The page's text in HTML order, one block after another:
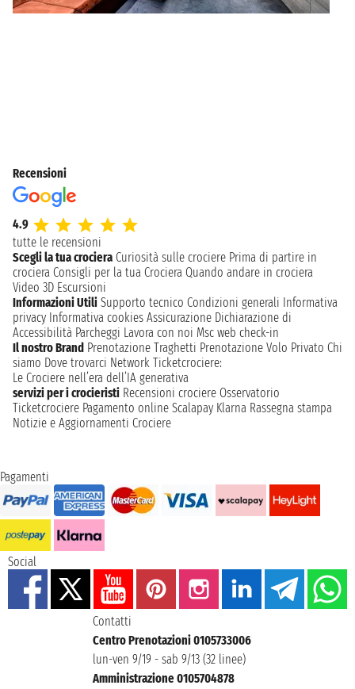
Recensioni
4.9
tutte le recensioni
Scegli la tua crociera Curiosità sulle crociere Prima di partire in
crociera Consigli per la tua Crociera Quando andare in crociera
Video 3D Escursioni
Informazioni Utili Supporto tecnico Condizioni generali Informativa
privacy Informativa cookies Assicurazione Dichiarazione di
Accessibilità Parcheggi Lavora con noi Msc web check-in
Il nostro Brand Prenotazione Traghetti Prenotazione Volo Privato Chi
siamo Dove trovarci Network Ticketcrociere:
Le Crociere nell’era dell’IA generativa
servizi per i crocieristi Recensioni crociere Osservatorio
Ticketcrociere Pagamento online Scalapay Klarna Rassegna stampa
Notizie e Aggiornamenti Crociere
Pagamenti
Social
Contatti
Centro Prenotazioni 0105733006
lun-ven 9/19 - sab 9/13 (32 linee)
Amministrazione 0105704878